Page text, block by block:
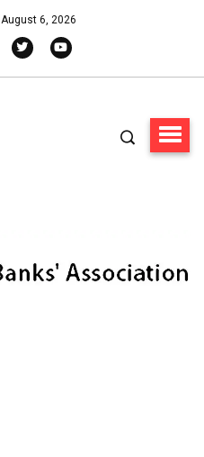
August 6, 2026